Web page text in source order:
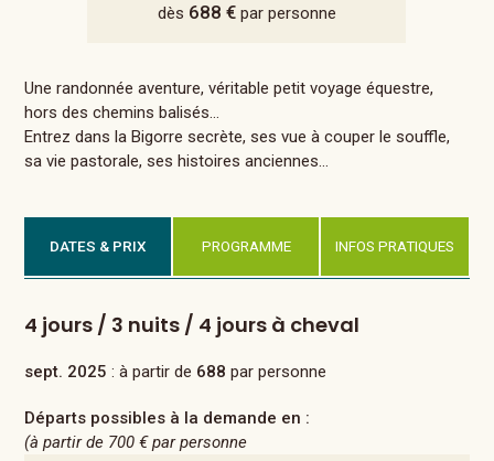
dès 688 €par personne
Une randonnée aventure, véritable petit voyage équestre,
hors des chemins balisés…
Entrez dans la Bigorre secrète, ses vue à couper le souffle,
sa vie pastorale, ses histoires anciennes…
DATES & PRIX PROGRAMME INFOS PRATIQUES
4 jours / 3 nuits / 4 jours à cheval
sept. 2025 : à partir de 688 par personne
Départs possibles à la demande en :
(à partir de 700 €par personne